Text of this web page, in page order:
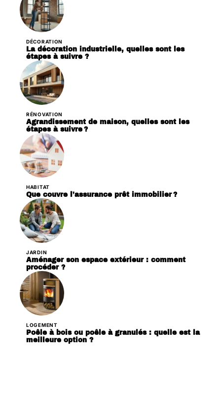
DÉCORATION
La décoration industrielle, quelles sont les
étapes à suivre ?
RÉNOVATION
Agrandissement de maison, quelles sont les
étapes à suivre ?
HABITAT
Que couvre l’assurance prêt immobilier ?
JARDIN
Aménager son espace extérieur : comment
procéder ?
LOGEMENT
Poêle à bois ou poêle à granulés : quelle est la
meilleure option ?